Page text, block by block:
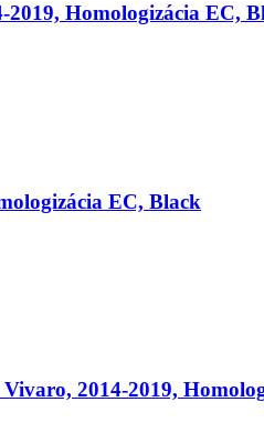
2019, Homologizácia EC,
EC, Black
2014-2019,